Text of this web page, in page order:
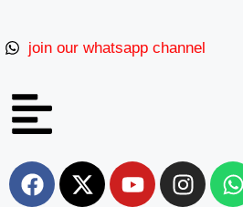
join our whatsapp channel